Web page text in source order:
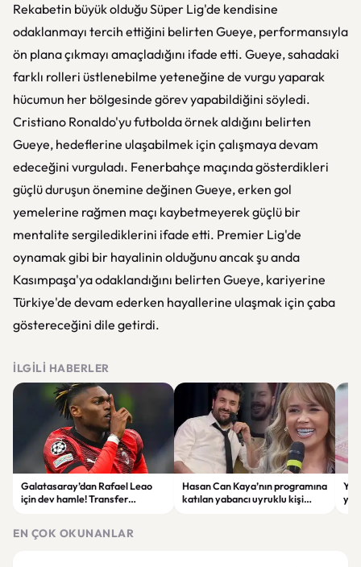
Rekabetin büyük olduğu Süper Lig'de kendisine
odaklanmayı tercih ettiğini belirten Gueye, performansıyla
ön plana çıkmayı amaçladığını ifade etti. Gueye, sahadaki
farklı rolleri üstlenebilme yeteneğine de vurgu yaparak
hücumun her bölgesinde görev yapabildiğini söyledi.
Cristiano Ronaldo'yu futbolda örnek aldığını belirten
Gueye, hedeflerine ulaşabilmek için çalışmaya devam
edeceğini vurguladı. Fenerbahçe maçında gösterdikleri
güçlü duruşun önemine değinen Gueye, erken gol
yemelerine rağmen maçı kaybetmeyerek güçlü bir
mentalite sergilediklerini ifade etti. Premier Lig'de
oynamak gibi bir hayalinin olduğunu ancak şu anda
Kasımpaşa'ya odaklandığını belirten Gueye, kariyerine
Türkiye'de devam ederken hayallerine ulaşmak için çaba
göstereceğini dile getirdi.
İLGILI HABERLER
Galatasaray’dan Rafael Leao
için dev hamle! Transfer
Hasan Can Kaya’nın programına
katılan yabancı uyruklu kişi
EN ÇOK OKUNANLAR